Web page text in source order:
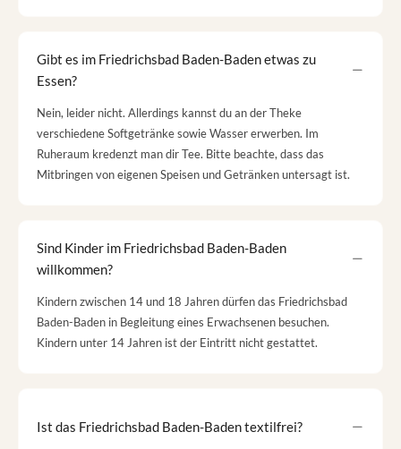
Gibt es im Friedrichsbad Baden-Baden etwas zu
Essen?
Nein, leider nicht. Allerdings kannst du an der Theke
verschiedene Softgetränke sowie Wasser erwerben. Im
Ruheraum kredenzt man dir Tee. Bitte beachte, dass das
Mitbringen von eigenen Speisen und Getränken untersagt ist.
Sind Kinder im Friedrichsbad Baden-Baden
willkommen?
Kindern zwischen 14 und 18 Jahren dürfen das Friedrichsbad
Baden-Baden in Begleitung eines Erwachsenen besuchen.
Kindern unter 14 Jahren ist der Eintritt nicht gestattet.
Ist das Friedrichsbad Baden-Baden textilfrei?